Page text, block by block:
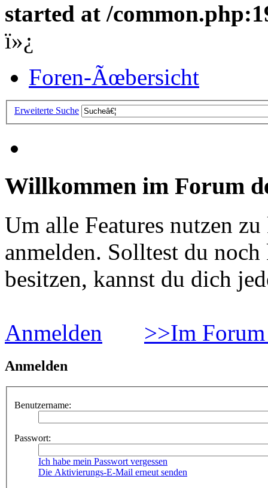
started at /
ï»¿
Foren-Ãœbersicht
Erweiterte Suche
Willkommen im Forum
Um alle Features nutzen
anmelden. Solltest du
besitzen, kannst du dich
Anmelden >>Im
Anmelden
Benutzername:
Passwort:
Ich habe mein Passwort vergessen
Die Aktivierungs-E-Mail erneut senden